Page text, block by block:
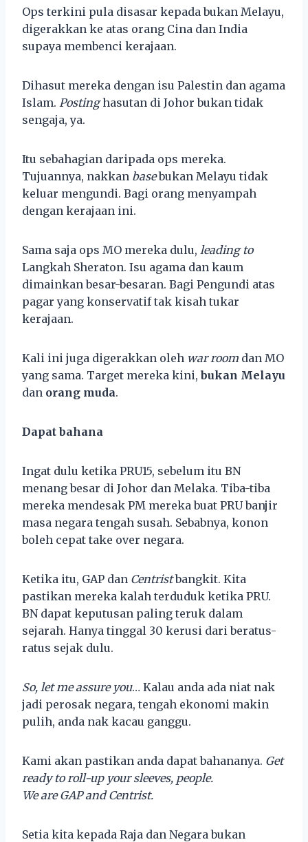
Ops terkini pula disasar kepada bukan Melayu,
digerakkan ke atas orang Cina dan India
supaya membenci kerajaan.
Dihasut mereka dengan isu Palestin dan agama
Islam. Postinghasutan di Johor bukan tidak
sengaja, ya.
Itu sebahagian daripada ops mereka.
Tujuannya, nakkan basebukan Melayu tidak
keluar mengundi. Bagi orang menyampah
dengan kerajaan ini.
Sama saja ops MO mereka dulu, leading to
Langkah Sheraton. Isu agama dan kaum
dimainkan besar-besaran. Bagi Pengundi atas
pagar yang konservatif tak kisah tukar
kerajaan.
Kali ini juga digerakkan oleh war room dan MO
yang sama. Target mereka kini,bukan Melayu
dan orang muda.
Dapat bahana
Ingat dulu ketika PRU15, sebelum itu BN
menang besar di Johor dan Melaka. Tiba-tiba
mereka mendesak PM mereka buat PRU banjir
masa negara tengah susah. Sebabnya, konon
boleh cepat take over negara.
Ketika itu, GAP dan Centristbangkit. Kita
pastikan mereka kalah terduduk ketika PRU.
BN dapat keputusan paling teruk dalam
sejarah. Hanya tinggal 30 kerusi dari beratus-
ratus sejak dulu.
So, let me assure you… Kalau anda ada niat nak
jadi perosak negara, tengah ekonomi makin
pulih, anda nak kacau ganggu.
Kami akan pastikan anda dapat bahananya. Get
ready to roll-up your sleeves, people.
We are GAP and Centrist.
Setia kita kepada Raja dan Negara bukan